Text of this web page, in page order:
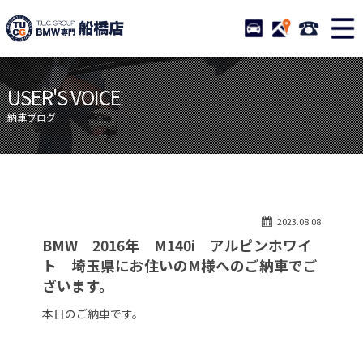
TUCグループ BMW専門 船
STOCK ACCESS 047-
ニュース
在庫リスト
目玉車両一覧
店舗紹介
保証＆サービス
アクセスマップ
自動車保険
TUCとは？
リクルート
納車blog
会社概要
USER'S VOICE
納車ブログ
2023.08.08
BMW 2016年 M140i アルピンホワイ
ト 埼玉県にお住いのM様へのご納車でご
ざいます。
本日のご納車です。